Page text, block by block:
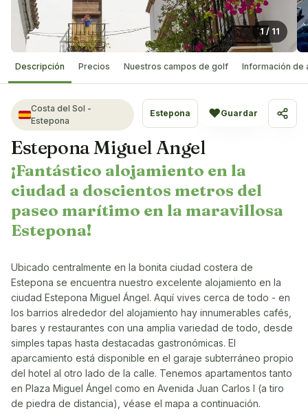
1/ 11
Descripción Precios Nuestros campos de golf Información de
Estepona ♥Guardar
Costa del Sol -
Estepona
Estepona Miguel Angel
¡Fantástico alojamiento en la
ciudad a doscientos metros del
paseo marítimo en la maravillosa
Estepona!
Ubicado centralmente en la bonita ciudad costera de
Estepona se encuentra nuestro excelente alojamiento en la
ciudad Estepona Miguel Ángel. Aquí vives cerca de todo - en
los barrios alrededor del alojamiento hay innumerables cafés,
bares y restaurantes con una amplia variedad de todo, desde
simples tapas hasta destacadas gastronómicas. El
aparcamiento está disponible en el garaje subterráneo propio
del hotel al otro lado de la calle. Tenemos apartamentos tanto
en Plaza Miguel Ángel como en Avenida Juan Carlos I (a tiro
de piedra de distancia), véase el mapa a continuación.